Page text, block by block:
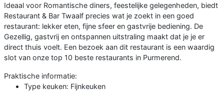
Ideaal voor Romantische diners, feestelijke gelegenheden, biedt
Restaurant & Bar Twaalf precies wat je zoekt in een goed
restaurant: lekker eten, fijne sfeer en gastvrije bediening. De
Gezellig, gastvrij en ontspannen uitstraling maakt dat je je er
direct thuis voelt. Een bezoek aan dit restaurant is een waardig
slot van onze top 10 beste restaurants in Purmerend.
Praktische informatie:
Type keuken: Fijnkeuken